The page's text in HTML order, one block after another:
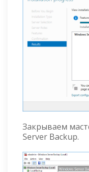
Закрываем
Server Backup.